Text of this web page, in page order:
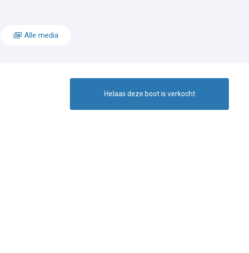
Alle media
Helaas deze boot is verkocht